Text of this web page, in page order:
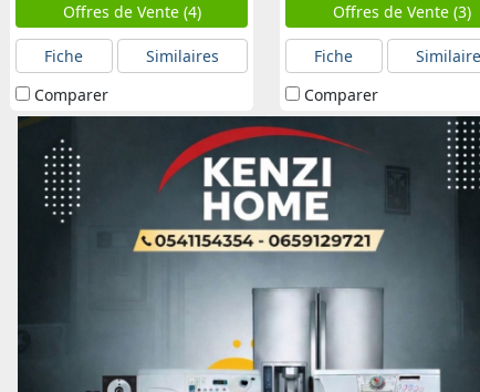
Offres de Vente (4)
Fiche
Similaires
Comparer
Offres de Vente (3)
Fiche
Comparer